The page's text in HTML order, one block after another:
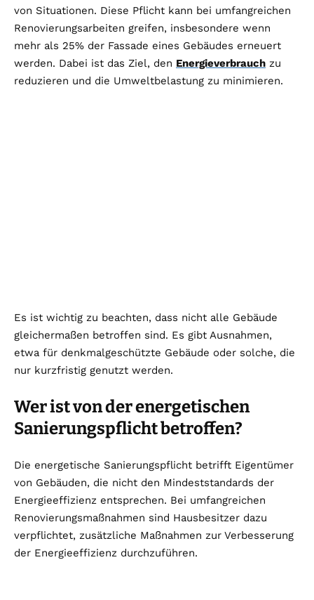
von Situationen. Diese Pflicht kann bei umfangreichen
Renovierungsarbeiten greifen, insbesondere wenn
mehr als 25% der Fassade eines Gebäudes erneuert
werden. Dabei ist das Ziel, den Energieverbrauch zu
reduzieren und die Umweltbelastung zu minimieren.
Es ist wichtig zu beachten, dass nicht alle Gebäude
gleichermaßen betroffen sind. Es gibt Ausnahmen,
etwa für denkmalgeschützte Gebäude oder solche, die
nur kurzfristig genutzt werden.
Wer ist von der energetischen
Sanierungspflicht betroffen?
Die energetische Sanierungspflicht betrifft Eigentümer
von Gebäuden, die nicht den Mindeststandards der
Energieeffizienz entsprechen. Bei umfangreichen
Renovierungsmaßnahmen sind Hausbesitzer dazu
verpflichtet, zusätzliche Maßnahmen zur Verbesserung
der Energieeffizienz durchzuführen.